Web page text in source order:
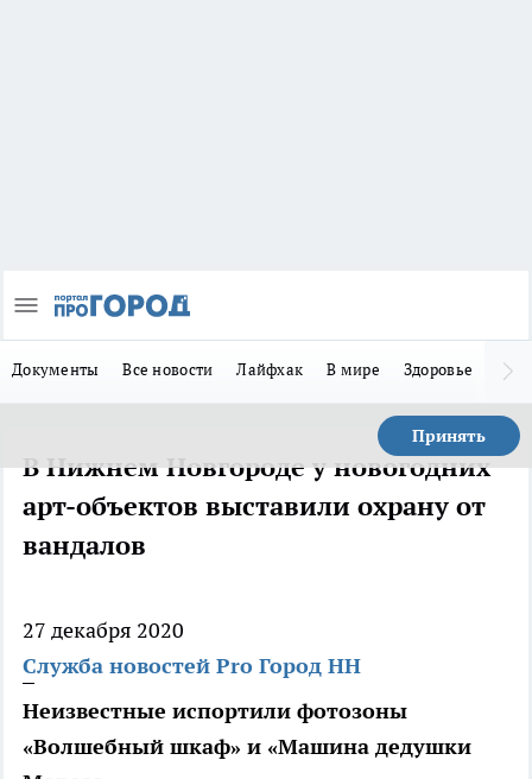
Документы Все новости Лайфхак В мире Здоровье
Принять
В Нижнем Новгороде у новогодних
арт-объектов выставили охрану от
вандалов
27 декабря 2020
Служба новостей Pro Город НН
Неизвестные испортили фотозоны
«Волшебный шкаф» и «Машина дедушки